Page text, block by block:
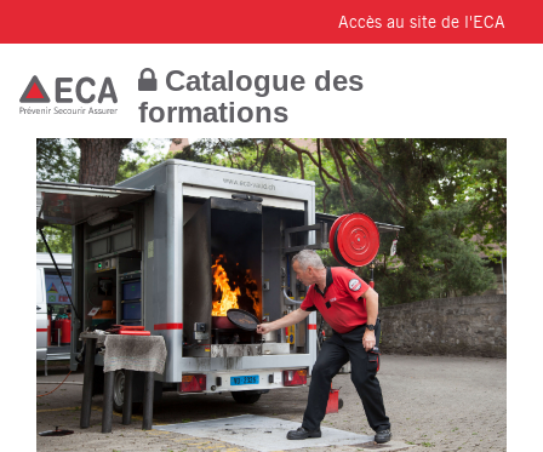
Accès au site de l'ECA
Catalogue des
formations